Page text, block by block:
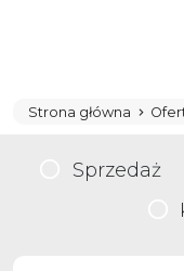
Strona główna
Sprzedaż